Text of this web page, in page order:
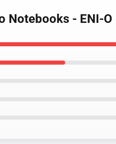
Notebooks - ENI-